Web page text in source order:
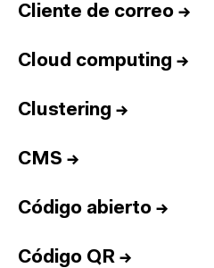
Cliente de correo →
Cloud computing →
Clustering →
CMS →
Código abierto →
Código QR →